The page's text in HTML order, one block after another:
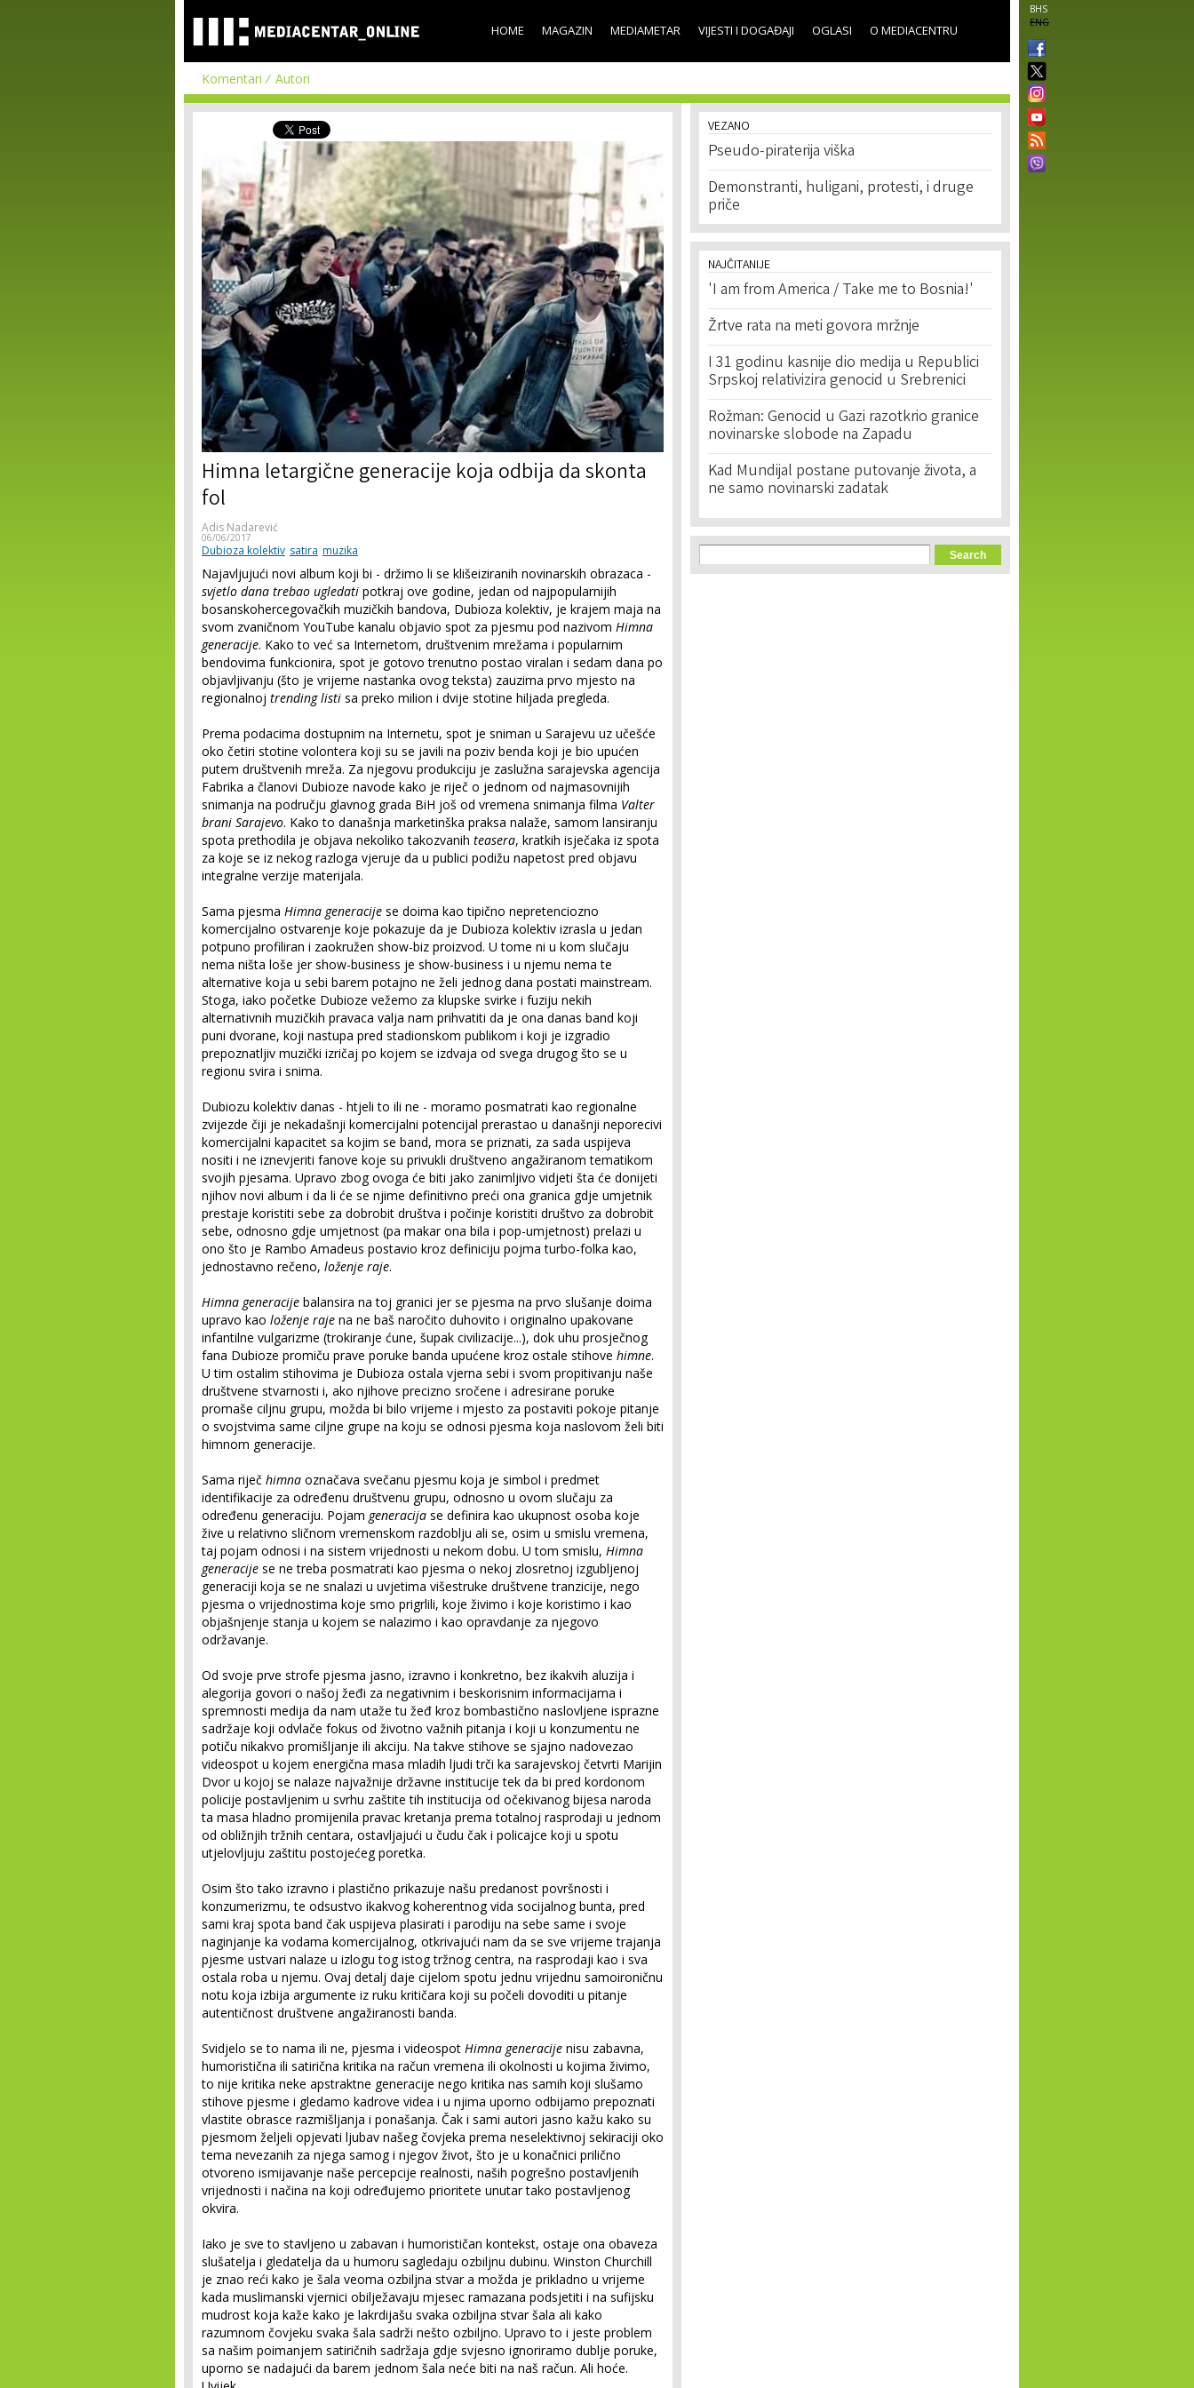
main
content
BHS
ENG
HOME MAGAZIN MEDIAMETAR VIJESTI I DOGAĐAJI OGLASI O MEDIACENTRU
Komentari Autori
Himna letargične generacije koja odbija da skonta
fol
Adis Nadarević
06/06/2017
Dubioza kolektiv satira muzika
Najavljujući novi album koji bi - držimo li se klišeiziranih novinarskih obrazaca -
svjetlo dana trebao ugledati potkraj ove godine, jedan od najpopularnijih
bosanskohercegovačkih muzičkih bandova, Dubioza kolektiv, je krajem maja na
svom zvaničnom YouTube kanalu objavio spot za pjesmu pod nazivom Himna
generacije. Kako to već sa Internetom, društvenim mrežama i popularnim
bendovima funkcionira, spot je gotovo trenutno postao viralan i sedam dana po
objavljivanju (što je vrijeme nastanka ovog teksta) zauzima prvo mjesto na
regionalnoj trending listi sa preko milion i dvije stotine hiljada pregleda.
Prema podacima dostupnim na Internetu, spot je sniman u Sarajevu uz učešće
oko četiri stotine volontera koji su se javili na poziv benda koji je bio upućen
putem društvenih mreža. Za njegovu produkciju je zaslužna sarajevska agencija
Fabrika a članovi Dubioze navode kako je riječ o jednom od najmasovnijih
snimanja na području glavnog grada BiH još od vremena snimanja filma Valter
brani Sarajevo. Kako to današnja marketinška praksa nalaže, samom lansiranju
spota prethodila je objava nekoliko takozvanih teasera, kratkih isječaka iz spota
za koje se iz nekog razloga vjeruje da u publici podižu napetost pred objavu
integralne verzije materijala.
Sama pjesma Himna generacije se doima kao tipično nepretenciozno
komercijalno ostvarenje koje pokazuje da je Dubioza kolektiv izrasla u jedan
potpuno profiliran i zaokružen show-biz proizvod. U tome ni u kom slučaju
nema ništa loše jer show-business je show-business i u njemu nema te
alternative koja u sebi barem potajno ne želi jednog dana postati mainstream.
Stoga, iako početke Dubioze vežemo za klupske svirke i fuziju nekih
alternativnih muzičkih pravaca valja nam prihvatiti da je ona danas band koji
puni dvorane, koji nastupa pred stadionskom publikom i koji je izgradio
prepoznatljiv muzički izričaj po kojem se izdvaja od svega drugog što se u
regionu svira i snima.
Dubiozu kolektiv danas - htjeli to ili ne - moramo posmatrati kao regionalne
zvijezde čiji je nekadašnji komercijalni potencijal prerastao u današnji neporecivi
komercijalni kapacitet sa kojim se band, mora se priznati, za sada uspijeva
nositi i ne iznevjeriti fanove koje su privukli društveno angažiranom tematikom
svojih pjesama. Upravo zbog ovoga će biti jako zanimljivo vidjeti šta će donijeti
njihov novi album i da li će se njime definitivno preći ona granica gdje umjetnik
prestaje koristiti sebe za dobrobit društva i počinje koristiti društvo za dobrobit
sebe, odnosno gdje umjetnost (pa makar ona bila i pop-umjetnost) prelazi u
ono što je Rambo Amadeus postavio kroz definiciju pojma turbo-folka kao,
jednostavno rečeno, loženje raje.
Himna generacije balansira na toj granici jer se pjesma na prvo slušanje doima
upravo kao loženje raje na ne baš naročito duhovito i originalno upakovane
infantilne vulgarizme (trokiranje ćune, šupak civilizacije...), dok uhu prosječnog
fana Dubioze promiču prave poruke banda upućene kroz ostale stihove himne.
U tim ostalim stihovima je Dubioza ostala vjerna sebi i svom propitivanju naše
društvene stvarnosti i, ako njihove precizno sročene i adresirane poruke
promaše ciljnu grupu, možda bi bilo vrijeme i mjesto za postaviti pokoje pitanje
o svojstvima same ciljne grupe na koju se odnosi pjesma koja naslovom želi biti
himnom generacije.
Sama riječ himna označava svečanu pjesmu koja je simbol i predmet
identifikacije za određenu društvenu grupu, odnosno u ovom slučaju za
određenu generaciju. Pojam generacija se definira kao ukupnost osoba koje
žive u relativno sličnom vremenskom razdoblju ali se, osim u smislu vremena,
taj pojam odnosi i na sistem vrijednosti u nekom dobu. U tom smislu, Himna
generacije se ne treba posmatrati kao pjesma o nekoj zlosretnoj izgubljenoj
generaciji koja se ne snalazi u uvjetima višestruke društvene tranzicije, nego
pjesma o vrijednostima koje smo prigrlili, koje živimo i koje koristimo i kao
objašnjenje stanja u kojem se nalazimo i kao opravdanje za njegovo
održavanje.
Od svoje prve strofe pjesma jasno, izravno i konkretno, bez ikakvih aluzija i
alegorija govori o našoj žeđi za negativnim i beskorisnim informacijama i
spremnosti medija da nam utaže tu žeđ kroz bombastično naslovljene isprazne
sadržaje koji odvlače fokus od životno važnih pitanja i koji u konzumentu ne
potiču nikakvo promišljanje ili akciju. Na takve stihove se sjajno nadovezao
videospot u kojem energična masa mladih ljudi trči ka sarajevskoj četvrti Marijin
Dvor u kojoj se nalaze najvažnije državne institucije tek da bi pred kordonom
policije postavljenim u svrhu zaštite tih institucija od očekivanog bijesa naroda
ta masa hladno promijenila pravac kretanja prema totalnoj rasprodaji u jednom
od obližnjih tržnih centara, ostavljajući u čudu čak i policajce koji u spotu
utjelovljuju zaštitu postojećeg poretka.
Osim što tako izravno i plastično prikazuje našu predanost površnosti i
konzumerizmu, te odsustvo ikakvog koherentnog vida socijalnog bunta, pred
sami kraj spota band čak uspijeva plasirati i parodiju na sebe same i svoje
naginjanje ka vodama komercijalnog, otkrivajući nam da se sve vrijeme trajanja
pjesme ustvari nalaze u izlogu tog istog tržnog centra, na rasprodaji kao i sva
ostala roba u njemu. Ovaj detalj daje cijelom spotu jednu vrijednu samoironičnu
notu koja izbija argumente iz ruku kritičara koji su počeli dovoditi u pitanje
autentičnost društvene angažiranosti banda.
Svidjelo se to nama ili ne, pjesma i videospot Himna generacije nisu zabavna,
humoristična ili satirična kritika na račun vremena ili okolnosti u kojima živimo,
to nije kritika neke apstraktne generacije nego kritika nas samih koji slušamo
stihove pjesme i gledamo kadrove videa i u njima uporno odbijamo prepoznati
vlastite obrasce razmišljanja i ponašanja. Čak i sami autori jasno kažu kako su
pjesmom željeli opjevati ljubav našeg čovjeka prema neselektivnoj sekiraciji oko
tema nevezanih za njega samog i njegov život, što je u konačnici prilično
otvoreno ismijavanje naše percepcije realnosti, naših pogrešno postavljenih
vrijednosti i načina na koji određujemo prioritete unutar tako postavljenog
okvira.
Iako je sve to stavljeno u zabavan i humorističan kontekst, ostaje ona obaveza
slušatelja i gledatelja da u humoru sagledaju ozbiljnu dubinu. Winston Churchill
je znao reći kako je šala veoma ozbiljna stvar a možda je prikladno u vrijeme
kada muslimanski vjernici obilježavaju mjesec ramazana podsjetiti i na sufijsku
mudrost koja kaže kako je lakrdijašu svaka ozbiljna stvar šala ali kako
razumnom čovjeku svaka šala sadrži nešto ozbiljno. Upravo to i jeste problem
sa našim poimanjem satiričnih sadržaja gdje svjesno ignoriramo dublje poruke,
uporno se nadajući da barem jednom šala neće biti na naš račun. Ali hoće.
VEZANO
Pseudo-piraterija viška
Demonstranti, huligani, protesti, i druge
priče
NAJČITANIJE
'I am from America / Take me to Bosnia!'
Žrtve rata na meti govora mržnje
I 31 godinu kasnije dio medija u Republici
Srpskoj relativizira genocid u Srebrenici
Rožman: Genocid u Gazi razotkrio granice
novinarske slobode na Zapadu
Kad Mundijal postane putovanje života, a
ne samo novinarski zadatak
Search form
Search